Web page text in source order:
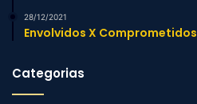
28/12/2021
Envolvidos X Comprometidos
Categorias